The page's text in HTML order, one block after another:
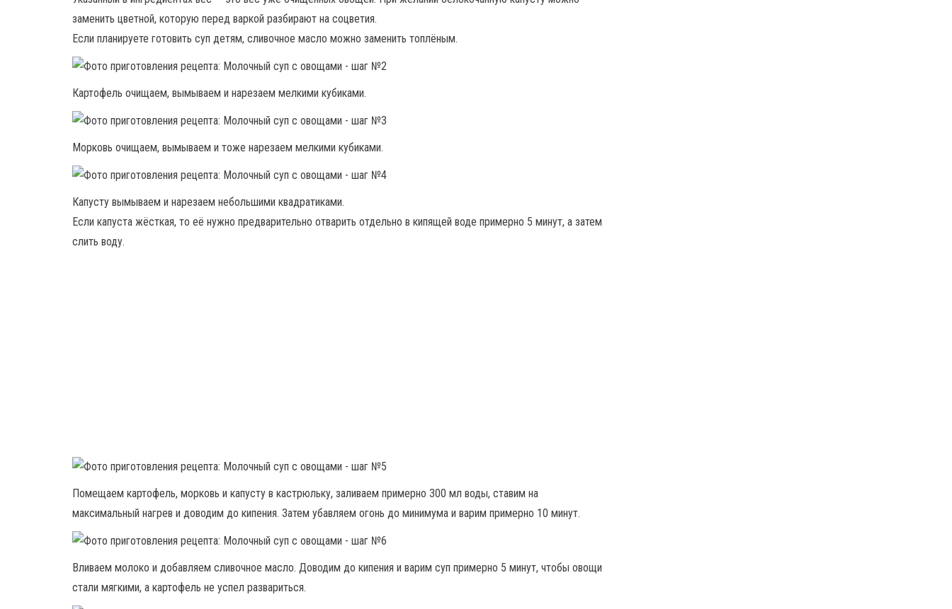
заменить цветной, которую перед варкой разбирают на соцветия.
Если планируете готовить суп детям, сливочное масло можно заменить топлёным.
Картофель очищаем, вымываем и нарезаем мелкими кубиками.
Морковь очищаем, вымываем и тоже нарезаем мелкими кубиками.
Капусту вымываем и нарезаем небольшими квадратиками.
Если капуста жёсткая, то её нужно предварительно отварить отдельно в кипящей воде примерно 5 минут, а затем
слить воду.
Помещаем картофель, морковь и капусту в кастрюльку, заливаем примерно 300 мл воды, ставим на
максимальный нагрев и доводим до кипения. Затем убавляем огонь до минимума и варим примерно 10 минут.
Вливаем молоко и добавляем сливочное масло. Доводим до кипения и варим суп примерно 5 минут, чтобы овощи
стали мягкими, а картофель не успел развариться.